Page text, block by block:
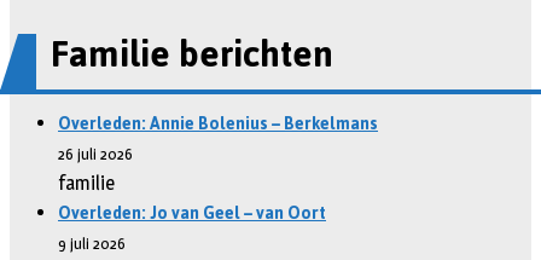
Familie berichten
Overleden: Annie Bolenius – Berkelmans
26 juli 2026
familie
Overleden: Jo van Geel – van Oort
9 juli 2026